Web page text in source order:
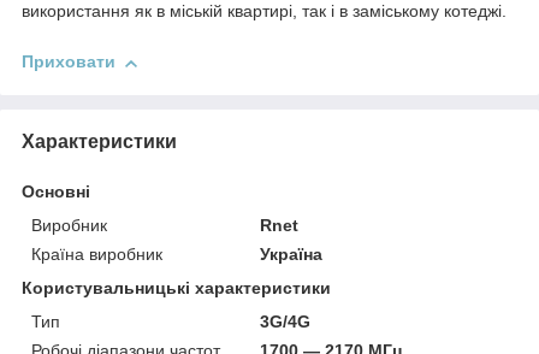
використання як в міській квартирі, так і в заміському котеджі.
Приховати
Характеристики
Основні
Виробник
Rnet
Країна виробник
Україна
Користувальницькі характеристики
Тип
3G/4G
Робочі діапазони частот
1700 — 2170 МГц